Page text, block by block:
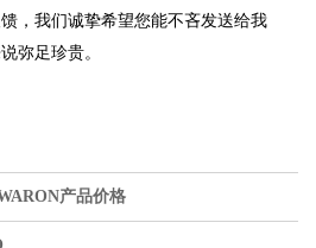
，我们诚挚希望您能不吝发送给我
弥足珍贵。
产品价格